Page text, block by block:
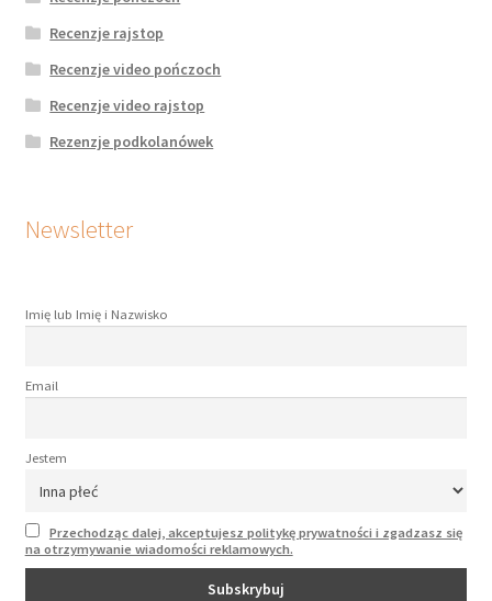
Recenzje rajstop
Recenzje video pończoch
Recenzje video rajstop
Rezenzje podkolanówek
Newsletter
Imię lub Imię i Nazwisko
Email
Jestem
Przechodząc dalej, akceptujesz politykę prywatności i zgadzasz się
na otrzymywanie wiadomości reklamowych.